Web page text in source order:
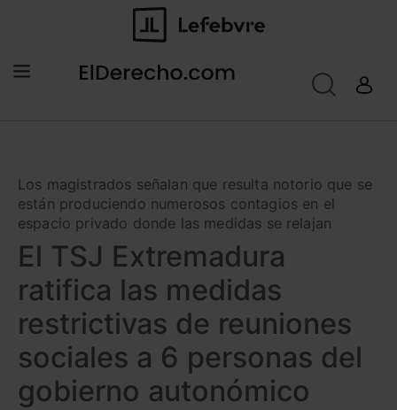
Los magistrados señalan que resulta notorio que se
están produciendo numerosos contagios en el
espacio privado donde las medidas se relajan
El TSJ Extremadura
ratifica las medidas
restrictivas de reuniones
sociales a 6 personas del
gobierno autonómico